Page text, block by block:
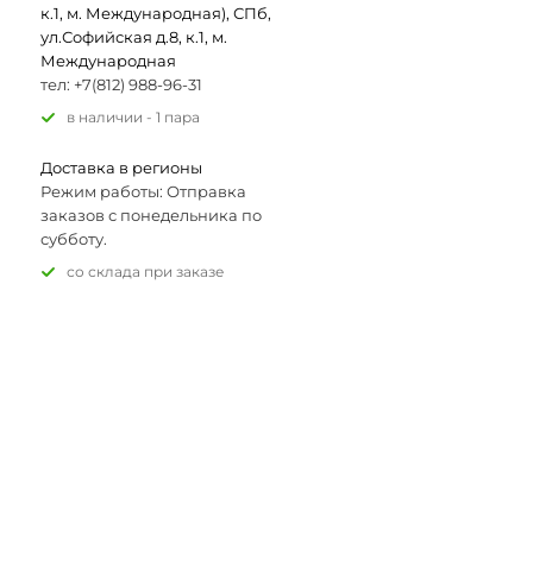
к.1, м. Международная), СПб,
ул.Софийская д.8, к.1, м.
Международная
тел: +7(812) 988-96-31
В наличии - 1 пара
Доставка в регионы
Режим работы: Отправка
заказов с понедельника по
субботу.
Со склада при заказе